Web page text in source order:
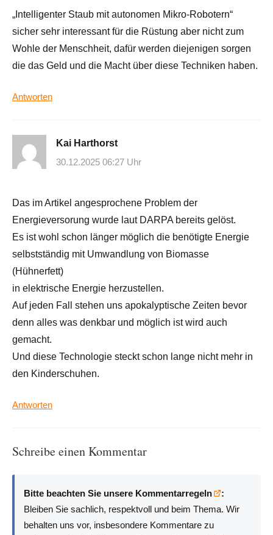
„Intelligenter Staub mit autonomen Mikro-Robotern“
sicher sehr interessant für die Rüstung aber nicht zum
Wohle der Menschheit, dafür werden diejenigen sorgen
die das Geld und die Macht über diese Techniken haben.
Antworten
Kai Harthorst
30.12.2025 06:27 Uhr
Das im Artikel angesprochene Problem der
Energieversorung wurde laut DARPA bereits gelöst.
Es ist wohl schon länger möglich die benötigte Energie
selbstständig mit Umwandlung von Biomasse
(Hühnerfett)
in elektrische Energie herzustellen.
Auf jeden Fall stehen uns apokalyptische Zeiten bevor
denn alles was denkbar und möglich ist wird auch
gemacht.
Und diese Technologie steckt schon lange nicht mehr in
den Kinderschuhen.
Antworten
Schreibe einen Kommentar
Bitte beachten Sie unsere Kommentarregeln
:
Bleiben Sie sachlich, respektvoll und beim Thema. Wir
behalten uns vor, insbesondere Kommentare zu